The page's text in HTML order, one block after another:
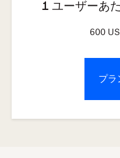
1 ユーザーあ
600
プラ